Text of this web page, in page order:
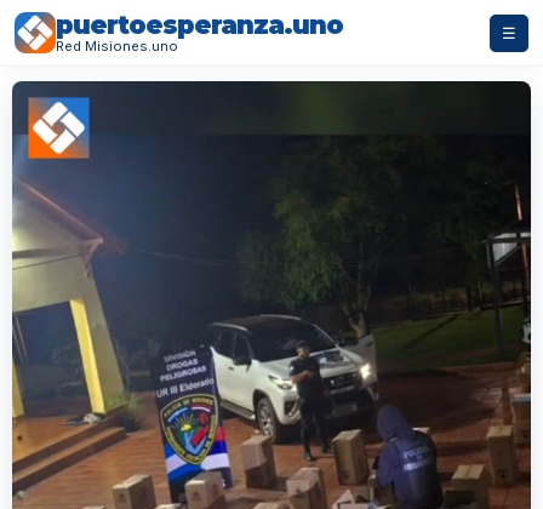
puertoesperanza.uno
Red Misiones.uno
☰